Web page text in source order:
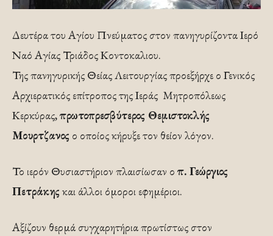
Δευτέρα του Αγίου Πνεύματος στον πανηγυρίζοντα Ιερό
Ναό Αγίας Τριάδος Κοντοκαλιου.
Της πανηγυρικής Θείας Λειτουργίας προεξήρχε ο Γενικός
Αρχιερατικός επίτροπος της Ιεράς Μητροπόλεως
Κερκύρας,πρωτοπρεσβύτερος Θεμιστοκλής
Μουρτζανος ο οποίος κήρυξε τον θείον λόγον.
Το ιερόν Θυσιαστήριον πλαισίωσαν ο π. Γεώργιος
Πετράκης και άλλοι όμοροι εφημέριοι.
Αξίζουν θερμά συγχαρητήρια πρωτίστως στον